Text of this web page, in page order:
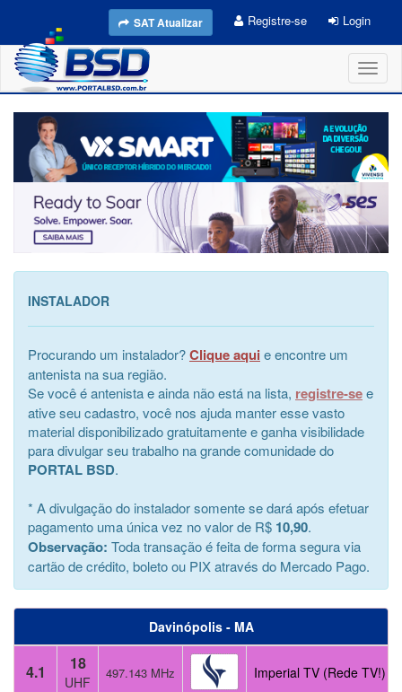
SAT Atualizar Registre-se Login
INSTALADOR
Procurando um instalador?Clique aqui e encontre um
antenista na sua região.
Se você é antenista e ainda não está na lista, registre-see
ative seu cadastro, você nos ajuda manter esse vasto
material disponibilizado gratuitamente e ganha visibilidade
para divulgar seu trabalho na grande comunidade do
PORTAL BSD.
* A divulgação do instalador somente se dará após efetuar
pagamento uma única vez no valor de R$ 10,90.
Observação: Toda transação é feita de forma segura via
cartão de crédito, boleto ou PIX através do Mercado Pago.
Davinópolis - MA
4.1 18
UHF
497.143 MHz Imperial TV (Rede TV!)